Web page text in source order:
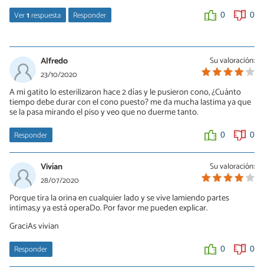
Ver1respuesta Responder 0 0
12/08/2021
Cómo sigue?:(
0
Su valoración:
Alfredo
23/10/2020
A mi gatito lo esterilizaron hace 2 días y le pusieron cono, ¿Cuánto
tiempo debe durar con el cono puesto? me da mucha lastima ya que
se la pasa mirando el piso y veo que no duerme tanto.
Responder 0 0
Su valoración:
Vivían
28/07/2020
Porque tira la orina en cualquier lado y se vive lamiendo partes
intimas,y ya está operaDo. Por favor me pueden explicar.
GraciAs vivian
Responder 0 0